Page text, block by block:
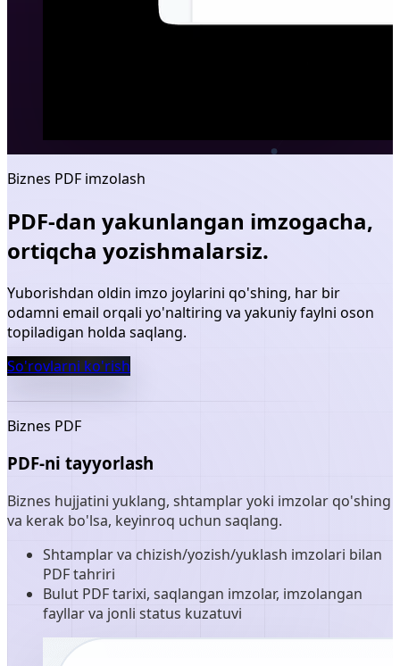
Biznes PDF imzolash
PDF-dan yakunlangan imzogacha,
ortiqcha yozishmalarsiz.
Yuborishdan oldin imzo joylarini qo'shing, har bir
odamni email orqali yo'naltiring va yakuniy faylni oson
topiladigan holda saqlang.
So'rovlarni ko'rish
Biznes PDF
PDF-ni tayyorlash
Biznes hujjatini yuklang, shtamplar yoki imzolar qo'shing
va kerak bo'lsa, keyinroq uchun saqlang.
Shtamplar va chizish/yozish/yuklash imzolari bilan
PDF tahriri
Bulut PDF tarixi, saqlangan imzolar, imzolangan
fayllar va jonli status kuzatuvi